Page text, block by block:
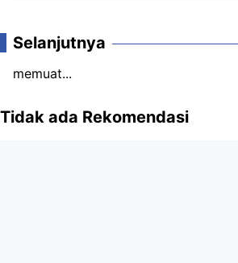
Selanjutnya
memuat...
Tidak ada Rekomendasi